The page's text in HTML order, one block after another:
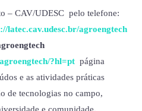
– CAV/UDESC pelo telefone:
latec.cav.udesc.br/agroengtech
?hl=pt página
e as atividades práticas
de tecnologias no campo,
e comunidade.